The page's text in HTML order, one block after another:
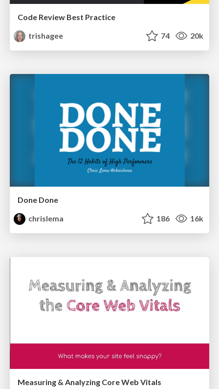
Code Review Best Practice
trishagee
74 20k
Done Done
chrislema
186 16k
Measuring & Analyzing Core Web Vitals